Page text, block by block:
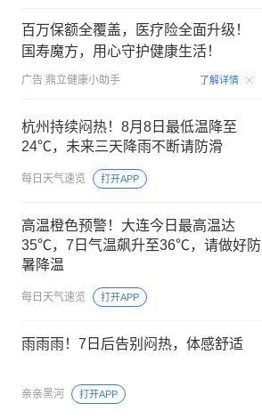
百万保额全覆盖，医疗险全面升级！
国寿魔方，用心守护健康生活！
广告 鼎立健康小助手 了解详情
杭州持续闷热！8月8日最低温降至
24℃，未来三天降雨不断请防滑
每日天气速览 打开APP
高温橙色预警！大连今日最高温达
35℃，7日气温飙升至36℃，请做好防
暑降温
每日天气速览 打开APP
雨雨雨！7日后告别闷热，体感舒适
亲亲黑河 打开APP